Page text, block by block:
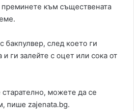
към съществената
бакпулвер, след което ги
ги залейте с оцет или сока от
можете да се
пише zajenata.bg.